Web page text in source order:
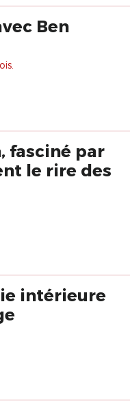
Ben
fasciné par
le rire des
intérieure